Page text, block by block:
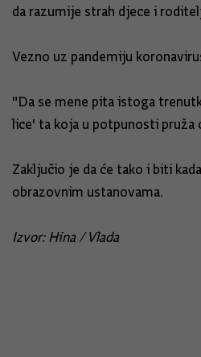
da razumije strah djece i
Vezno uz pandemiju
"Da se mene pita istoga
lice' ta koja u potpunosti pruža
Zaključio je da će tako i biti
obrazovnim ustanovama.
Izvor: Hina / Vlada